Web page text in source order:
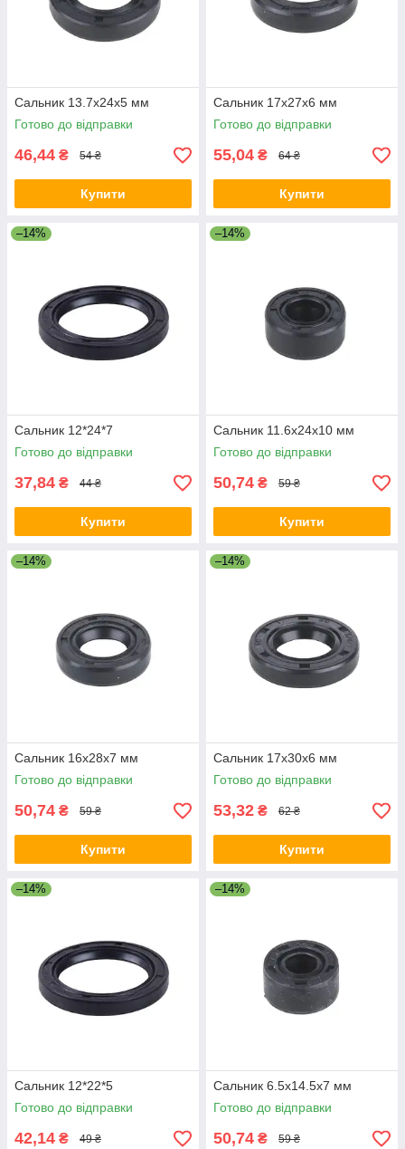
Сальник 13.7x24x5 мм
Готово до відправки
46,44 ₴ 54 ₴
Купити
Сальник 17x27x6 мм
Готово до відправки
55,04 ₴ 64 ₴
Купити
–14%
Сальник 12*24*7
Готово до відправки
37,84 ₴ 44 ₴
Купити
–14%
Сальник 11.6x24x10 мм
Готово до відправки
50,74 ₴ 59 ₴
Купити
–14%
Сальник 16x28x7 мм
Готово до відправки
50,74 ₴ 59 ₴
Купити
–14%
Сальник 17x30x6 мм
Готово до відправки
53,32 ₴ 62 ₴
Купити
–14%
Сальник 12*22*5
Готово до відправки
42,14 ₴ 49 ₴
–14%
Сальник 6.5x14.5x7 мм
Готово до відправки
50,74 ₴ 59 ₴